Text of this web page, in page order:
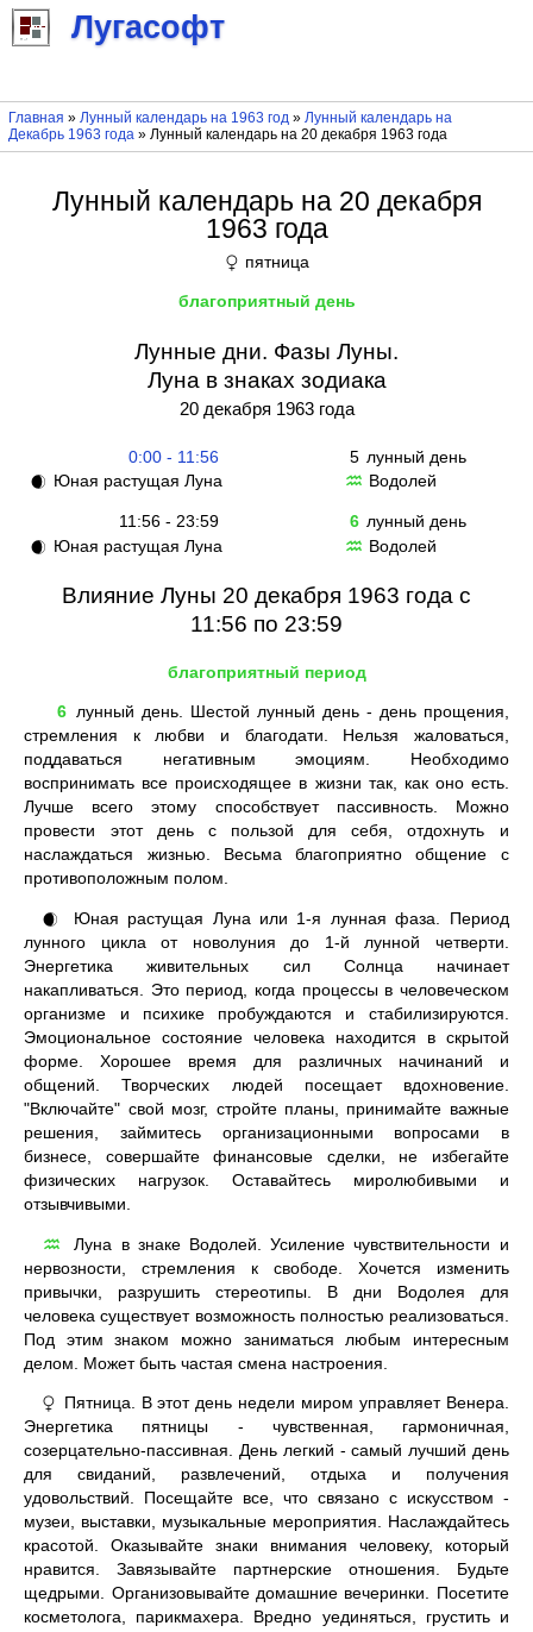
Лугасофт
Главная » Лунный календарь на 1963 год» Лунный календарь на
Декабрь 1963 года» Лунный календарь на 20 декабря 1963 года
Лунный календарь на 20 декабря
1963 года
♀ пятница
благоприятный день
Лунные дни. Фазы Луны.
Луна в знаках зодиака
20 декабря 1963 года
0:00 - 11:56 5 лунный день
🌒 Юная растущая Луна ♒ Водолей
11:56 - 23:59 6 лунный день
🌒 Юная растущая Луна ♒ Водолей
Влияние Луны 20 декабря 1963 года с
11:56 по 23:59
благоприятный период
6 лунный день. Шестой лунный день - день прощения,
стремления к любви и благодати. Нельзя жаловаться,
поддаваться негативным эмоциям. Необходимо
воспринимать все происходящее в жизни так, как оно есть.
Лучше всего этому способствует пассивность. Можно
провести этот день с пользой для себя, отдохнуть и
наслаждаться жизнью. Весьма благоприятно общение с
противоположным полом.
🌒
Юная растущая Луна или 1-я лунная фаза. Период
лунного цикла от новолуния до 1-й лунной четверти.
Энергетика живительных сил Солнца начинает
накапливаться. Это период, когда процессы в человеческом
организме и психике пробуждаются и стабилизируются.
Эмоциональное состояние человека находится в скрытой
форме. Хорошее время для различных начинаний и
общений. Творческих людей посещает вдохновение.
"Включайте" свой мозг, стройте планы, принимайте важные
решения, займитесь организационными вопросами в
бизнесе, совершайте финансовые сделки, не избегайте
физических нагрузок. Оставайтесь миролюбивыми и
отзывчивыми.
♒
Луна в знаке Водолей. Усиление чувствительности и
нервозности, стремления к свободе. Хочется изменить
привычки, разрушить стереотипы. В дни Водолея для
человека существует возможность полностью реализоваться.
Под этим знаком можно заниматься любым интересным
делом. Может быть частая смена настроения.
♀
Пятница. В этот день недели миром управляет Венера.
Энергетика пятницы - чувственная, гармоничная,
созерцательно-пассивная. День легкий - самый лучший день
для свиданий, развлечений, отдыха и получения
удовольствий. Посещайте все, что связано с искусством -
музеи, выставки, музыкальные мероприятия. Наслаждайтесь
красотой. Оказывайте знаки внимания человеку, который
нравится. Завязывайте партнерские отношения. Будьте
щедрыми. Организовывайте домашние вечеринки. Посетите
косметолога, парикмахера. Вредно уединяться, грустить и